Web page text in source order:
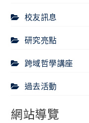
校友訊息
研究亮點
跨域哲學講座
過去活動
網站導覽